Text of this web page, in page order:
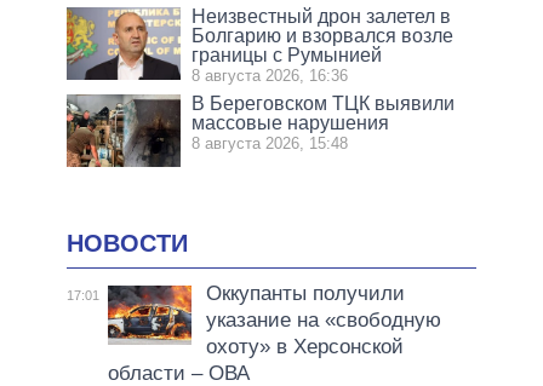
Неизвестный дрон залетел в
Болгарию и взорвался возле
границы с Румынией
8 августа 2026, 16:36
В Береговском ТЦК выявили
массовые нарушения
8 августа 2026, 15:48
НОВОСТИ
17:01
Оккупанты получили
указание на «свободную
охоту» в Херсонской
области – ОВА